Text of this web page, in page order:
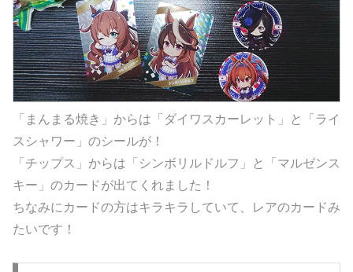
「まんまる焼き」からは「ダイワスカーレット」と「ライ
スシャワー」のシールが！
「チップス」からは「シンボリルドルフ」と「マルゼンス
キー」のカードが出てくれました！
ちなみにカードの方はキラキラしていて、レアのカードみ
たいです！